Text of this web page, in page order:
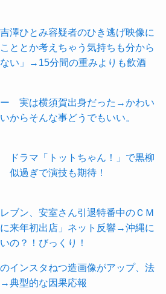
澤ひとみ容疑者のひき逃げ映像に
こととか考えちゃう気持ちも分から
い」→15分間の重みよりも飲酒
実は横須賀出身だった→かわい
からそんな事どうでもいい。
ドラマ「トットちゃん！」で黒柳
似過ぎで演技も期待！
ブン、安室さん引退特番中のＣＭ
来年初出店」ネット反響→沖縄に
の？！びっくり！
インスタねつ造画像がアップ、法
典型的な因果応報